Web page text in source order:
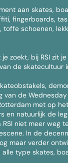
aan skates,
fingerboards,
toffe schoenen,
zoekt, bij RSI zit
de skatecultuur
van de
met op
en natuurlijk de
RSI niet meer weg
In de
maar verder
type skates,